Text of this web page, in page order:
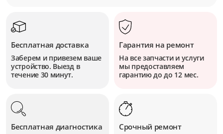
Бесплатная доставка
Заберем и привезем ваше
устройство. Выезд в
течение 30 минут.
Гарантия на ремонт
На все запчасти и услуги
мы предоставляем
гарантию до до 12 мес.
Бесплатная диагностика Срочный ремонт